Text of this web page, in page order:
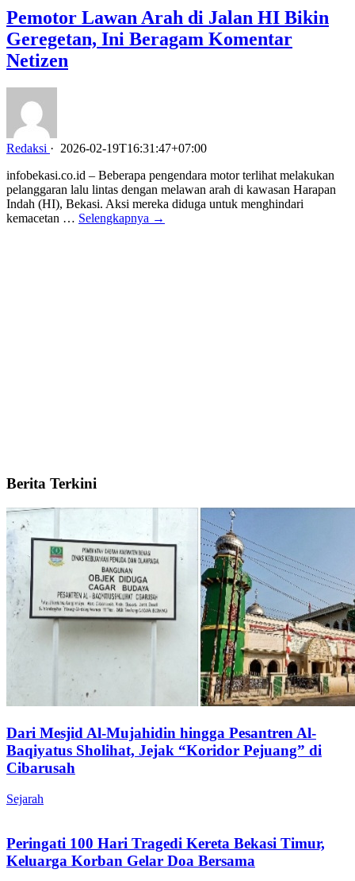
Pemotor Lawan Arah di Jalan HI Bikin
Geregetan, Ini Beragam Komentar
Netizen
Redaksi · 2026-02-19T16:31:47+07:00
infobekasi.co.id – Beberapa pengendara motor terlihat melakukan
pelanggaran lalu lintas dengan melawan arah di kawasan Harapan
Indah (HI), Bekasi. Aksi mereka diduga untuk menghindari
kemacetan … Selengkapnya →
Berita Terkini
Dari Mesjid Al-Mujahidin hingga Pesantren Al-
Baqiyatus Sholihat, Jejak “Koridor Pejuang” di
Cibarusah
Sejarah
Peringati 100 Hari Tragedi Kereta Bekasi Timur,
Keluarga Korban Gelar Doa Bersama